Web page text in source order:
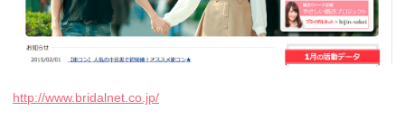
http://www.bridalnet.co.jp/